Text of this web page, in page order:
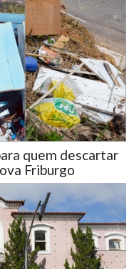
quem descartar
Friburgo